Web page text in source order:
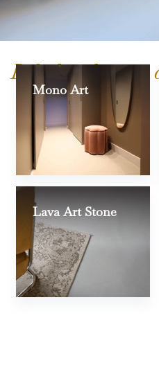
Bekijk ook onze
Mono Art
Lava Art Stone